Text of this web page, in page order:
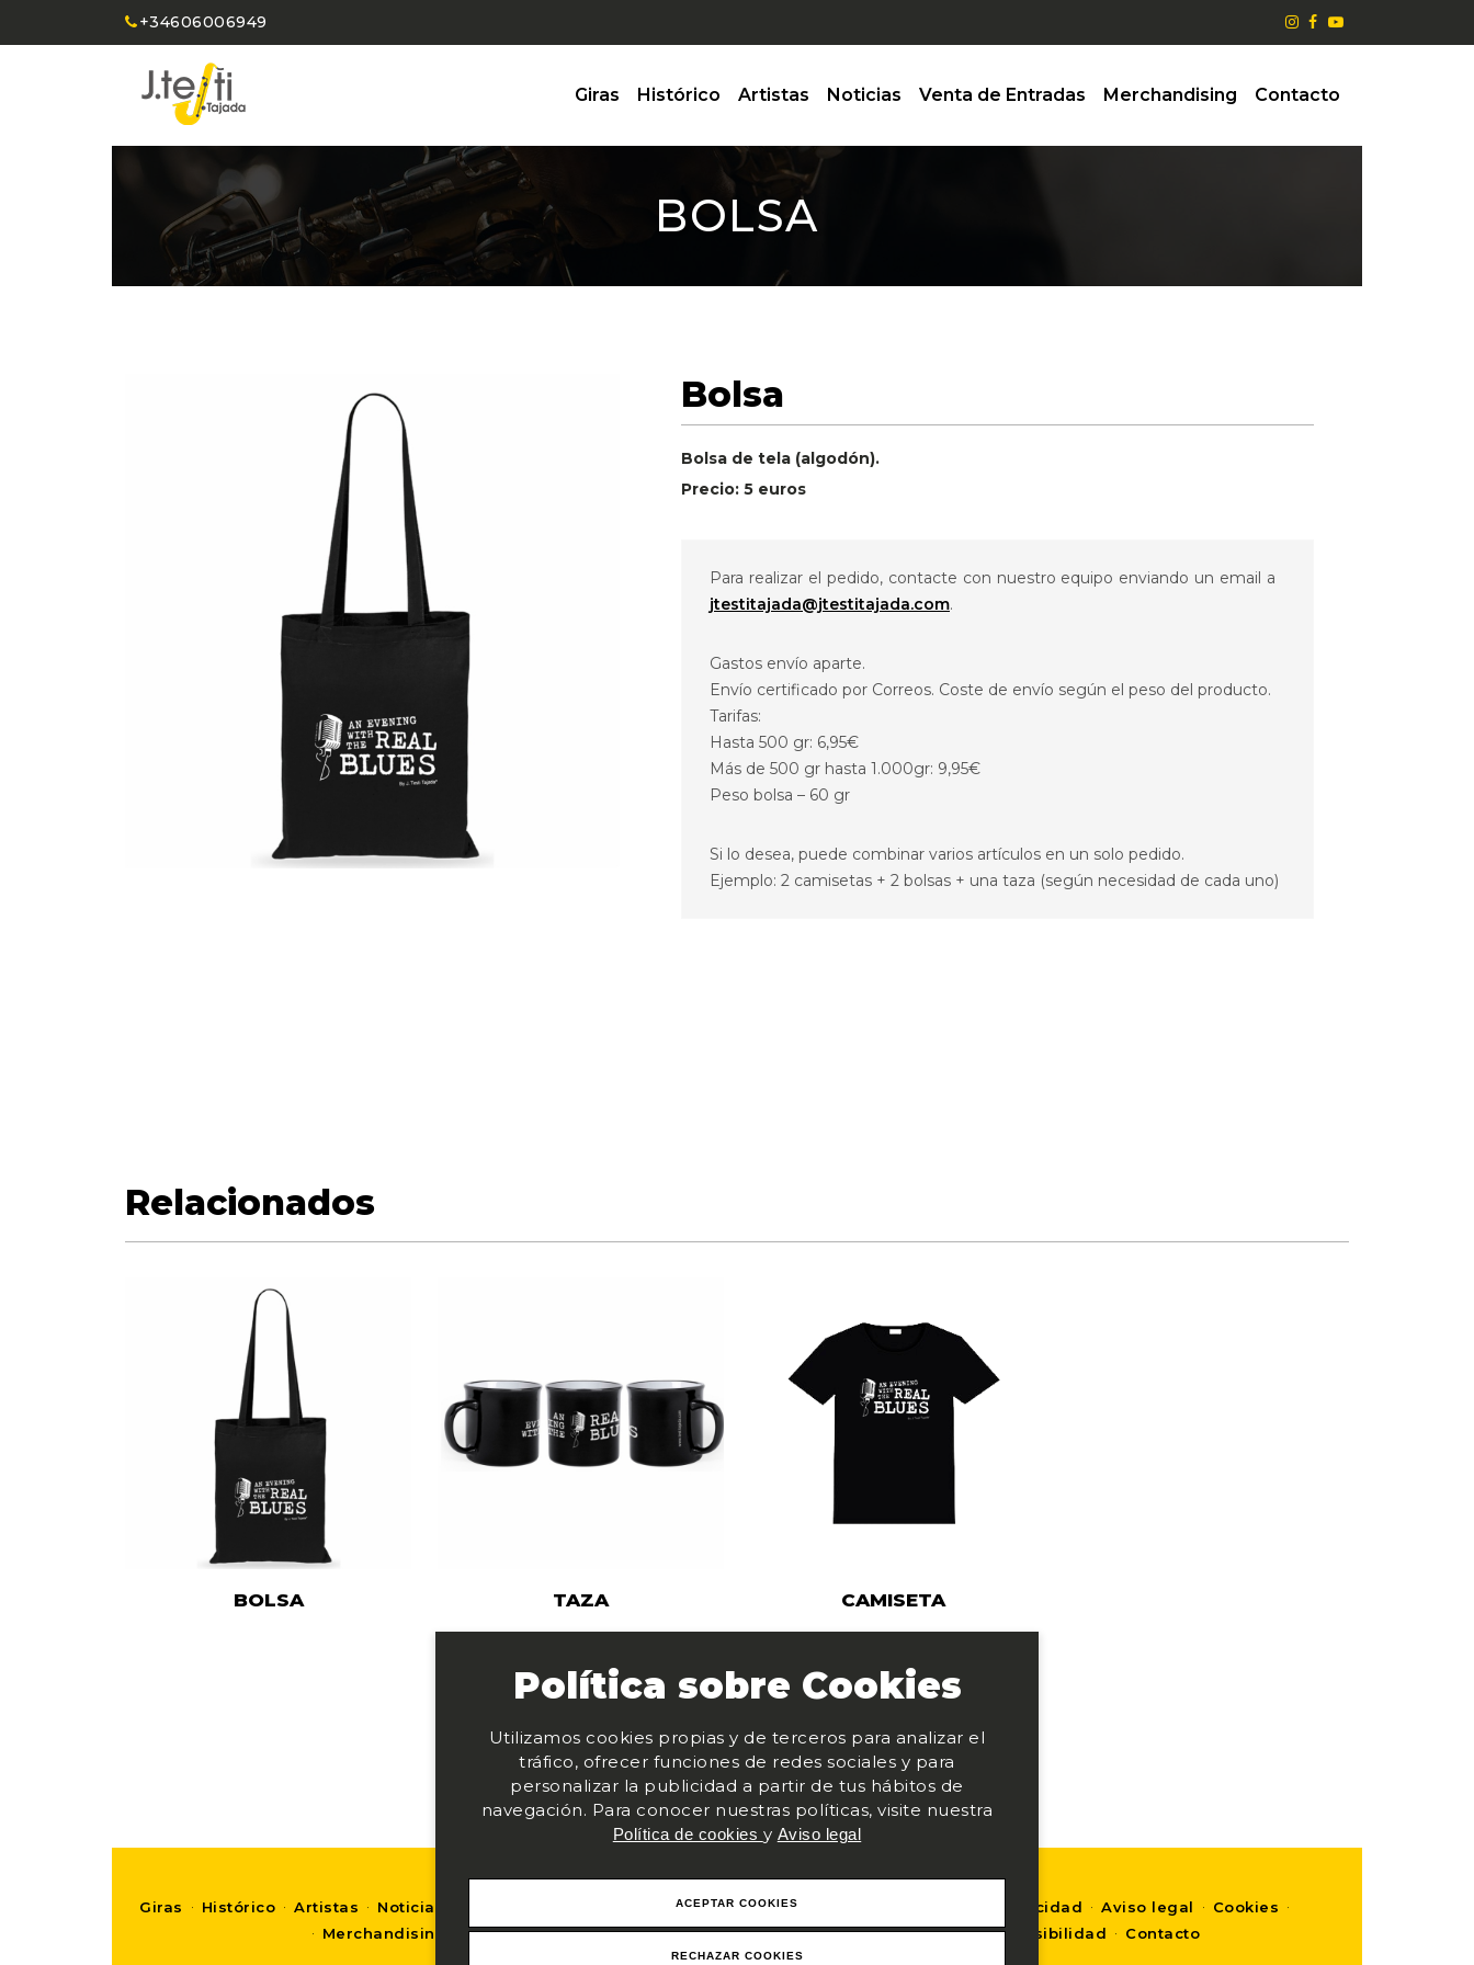
Política sobre Cookies
Utilizamos cookies propias y de terceros para analizar el
tráfico, ofrecer funciones de redes sociales y para
personalizar la publicidad a partir de tus hábitos de
navegación. Para conocer nuestras políticas, visite nuestra
Política de cookies y Aviso legal
ACEPTAR COOKIES
RECHAZAR COOKIES
+34606006949
Giras Histórico Artistas Noticias Venta de Entradas Merchandising Contacto
BOLSA
Bolsa
Bolsa de tela (algodón).
Precio: 5 euros
Para realizar el pedido, contacte con nuestro equipo enviando un email a
jtestitajada@jtestitajada.com.
Gastos envío aparte.
Envío certificado por Correos. Coste de envío según el peso del producto.
Tarifas:
Hasta 500 gr: 6,95€
Más de 500 gr hasta 1.000gr: 9,95€
Peso bolsa – 60 gr
Si lo desea, puede combinar varios artículos en un solo pedido.
Ejemplo: 2 camisetas + 2 bolsas + una taza (según necesidad de cada uno)
Relacionados
BOLSA TAZA CAMISETA
Giras · Histórico · Artistas · Noticias
· Merchandising
Política de privacidad · Aviso legal · Cookies ·
Accesibilidad · Contacto